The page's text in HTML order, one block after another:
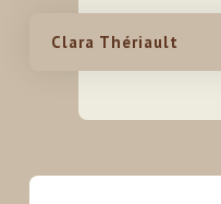
Clara Thériault